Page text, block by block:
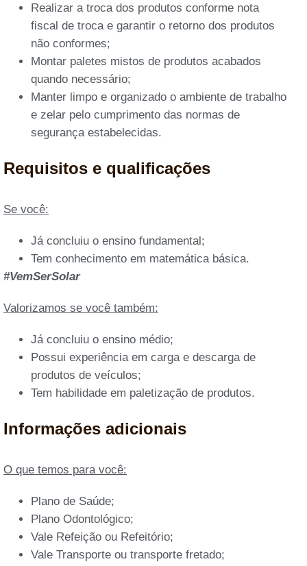
Realizar a troca dos produtos conforme nota
fiscal de troca e garantir o retorno dos produtos
não conformes;
Montar paletes mistos de produtos acabados
quando necessário;
Manter limpo e organizado o ambiente de trabalho
e zelar pelo cumprimento das normas de
segurança estabelecidas.
Requisitos e qualificações
Se você:
Já concluiu o ensino fundamental;
Tem conhecimento em matemática básica.
#VemSerSolar
Valorizamos se você também:
Já concluiu o ensino médio;
Possui experiência em carga e descarga de
produtos de veículos;
Tem habilidade em paletização de produtos.
Informações adicionais
O que temos para você:
Plano de Saúde;
Plano Odontológico;
Vale Refeição ou Refeitório;
Vale Transporte ou transporte fretado;